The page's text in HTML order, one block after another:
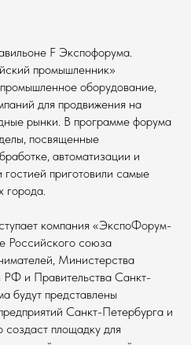
F Экспофорума.
промышленник»
оборудование,
для продвижения на
рынки. В программе форума
посвященные
автоматизации и
приготовили самые
города.
компания «ЭкспоФорум-
Российского союза
Министерства
РФ и Правительства Санкт-
будут представлены
Санкт-Петербурга и
создаст площадку для